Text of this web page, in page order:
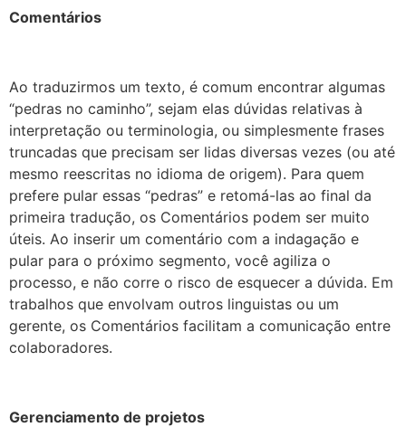
Comentários
Ao traduzirmos um texto, é comum encontrar algumas
“pedras no caminho”, sejam elas dúvidas relativas à
interpretação ou terminologia, ou simplesmente frases
truncadas que precisam ser lidas diversas vezes (ou até
mesmo reescritas no idioma de origem). Para quem
prefere pular essas “pedras” e retomá-las ao final da
primeira tradução, os Comentários podem ser muito
úteis. Ao inserir um comentário com a indagação e
pular para o próximo segmento, você agiliza o
processo, e não corre o risco de esquecer a dúvida. Em
trabalhos que envolvam outros linguistas ou um
gerente, os Comentários facilitam a comunicação entre
colaboradores.
Gerenciamento de projetos